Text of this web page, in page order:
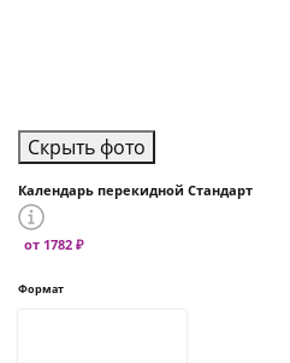
Скрыть фото
Календарь перекидной Стандарт
от 1782 ₽
Формат